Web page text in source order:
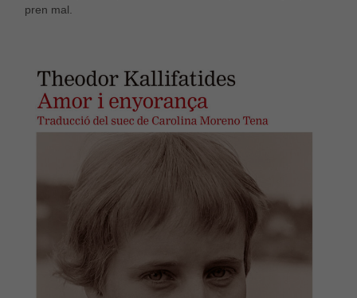
pren mal.